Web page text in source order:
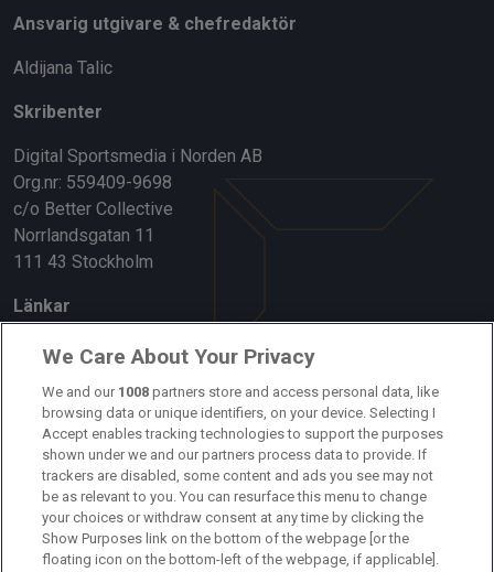
Ansvarig utgivare & chefredaktör
Aldijana Talic
Skribenter
Digital Sportsmedia i Norden AB
Org.nr: 559409-9698
c/o Better Collective
Norrlandsgatan 11
111 43 Stockholm
Länkar
Om oss
Kontakta oss
Kundtjänst
Sponsor: Rekatochklart
Annonsera på Fotbolldirekt
We Care About Your Privacy
We and our 1008 partners store and access personal data, like
browsing data or unique identifiers, on your device. Selecting I
Accept enables tracking technologies to support the purposes
shown under we and our partners process data to provide. If
trackers are disabled, some content and ads you see may not
be as relevant to you. You can resurface this menu to change
your choices or withdraw consent at any time by clicking the
Show Purposes link on the bottom of the webpage [or the
floating icon on the bottom-left of the webpage, if applicable].